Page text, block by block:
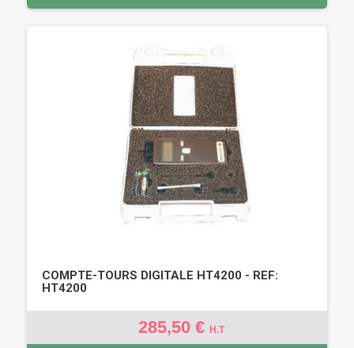
COMPTE-TOURS DIGITALE HT4200 - REF:
HT4200
285,50 € H.T